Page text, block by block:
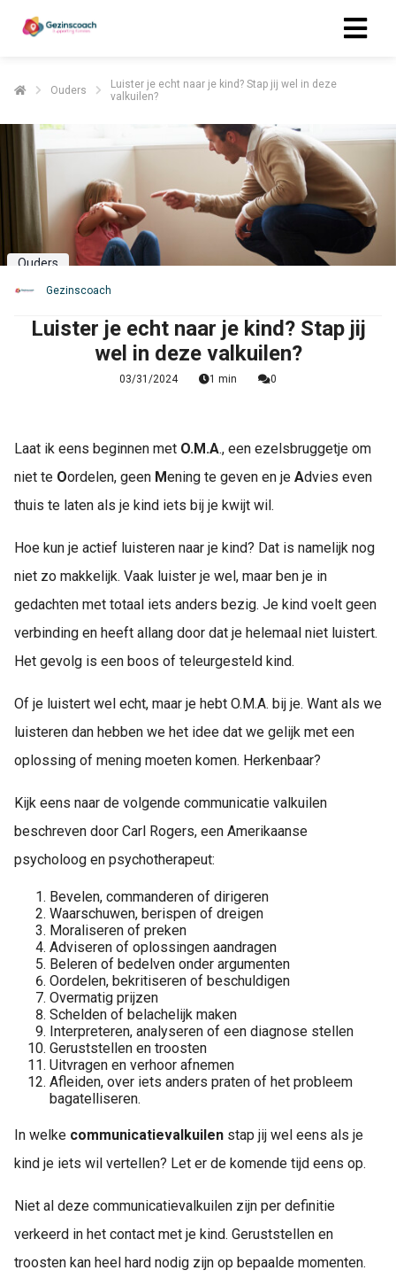
Ouders
Luister je echt naar je kind? Stap jij wel in deze
valkuilen?
Ouders
Gezinscoach
Luister je echt naar je kind? Stap jij
wel in deze valkuilen?
03/31/2024 1 min 0
Laat ik eens beginnen met O.M.A., een ezelsbruggetje om
niet te Oordelen, geen Mening te geven en je Advies even
thuis te laten als je kind iets bij je kwijt wil.
Hoe kun je actief luisteren naar je kind? Dat is namelijk nog
niet zo makkelijk. Vaak luister je wel, maar ben je in
gedachten met totaal iets anders bezig. Je kind voelt geen
verbinding en heeft allang door dat je helemaal niet luistert.
Het gevolg is een boos of teleurgesteld kind.
Of je luistert wel echt, maar je hebt O.M.A. bij je. Want als we
luisteren dan hebben we het idee dat we gelijk met een
oplossing of mening moeten komen. Herkenbaar?
Kijk eens naar de volgende communicatie valkuilen
beschreven door Carl Rogers, een Amerikaanse
psycholoog en psychotherapeut:
Bevelen, commanderen of dirigeren
Waarschuwen, berispen of dreigen
Moraliseren of preken
Adviseren of oplossingen aandragen
Beleren of bedelven onder argumenten
Oordelen, bekritiseren of beschuldigen
Overmatig prijzen
Schelden of belachelijk maken
Interpreteren, analyseren of een diagnose stellen
Geruststellen en troosten
Uitvragen en verhoor afnemen
Afleiden, over iets anders praten of het probleem
bagatelliseren.
In welke communicatievalkuilen stap jij wel eens als je
kind je iets wil vertellen? Let er de komende tijd eens op.
Niet al deze communicatievalkuilen zijn per definitie
verkeerd in het contact met je kind. Geruststellen en
troosten kan heel hard nodig zijn op bepaalde momenten.
policy
zijn
Ze
om
van
op
gebruikt
de
Hierdoor
website-
van